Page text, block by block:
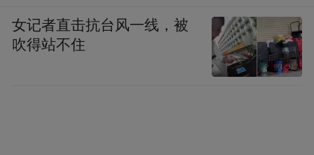
女记者直击抗台风一线，被
吹得站不住